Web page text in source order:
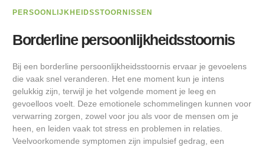
PERSOONLIJKHEIDSSTOORNISSEN
Borderline persoonlijkheidsstoornis
Bij een borderline persoonlijkheidsstoornis ervaar je gevoelens
die vaak snel veranderen. Het ene moment kun je intens
gelukkig zijn, terwijl je het volgende moment je leeg en
gevoelloos voelt. Deze emotionele schommelingen kunnen voor
verwarring zorgen, zowel voor jou als voor de mensen om je
heen, en leiden vaak tot stress en problemen in relaties.
Veelvoorkomende symptomen zijn impulsief gedrag, een